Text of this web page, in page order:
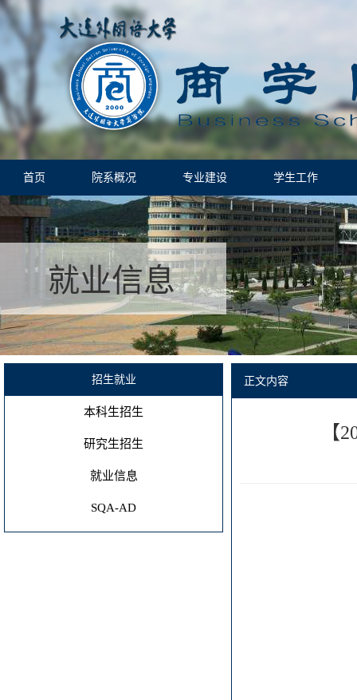
首页 院系概况 专业建设 学生工作
就业信息
招生就业
本科生招生
研究生招生
就业信息
SQA-AD
正文内容
【